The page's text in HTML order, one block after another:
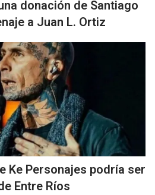
donación de Santiago
a Juan L. Ortiz
Ke Personajes podría ser
Entre Ríos